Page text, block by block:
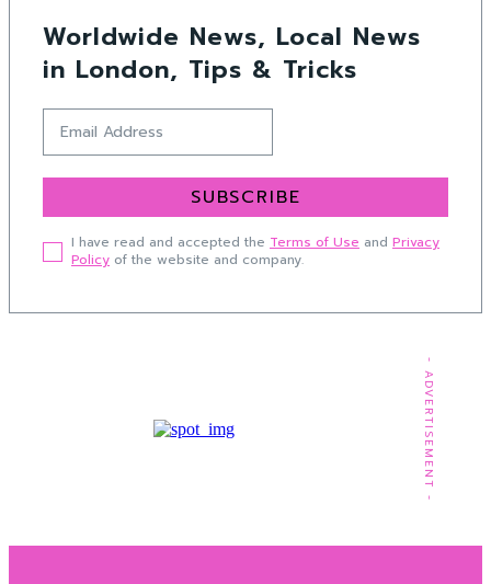
Worldwide News, Local News
in London, Tips & Tricks
SUBSCRIBE
I have read and accepted the Terms of Use and Privacy
Policy of the website and company.
- ADVERTISEMENT -